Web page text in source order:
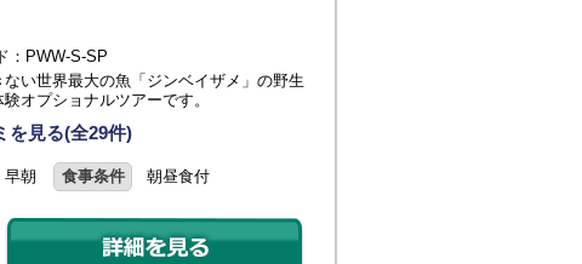
：PWW-S-SP
い世界最大の魚「ジンベイザメ」の野生
オプショナルツアーです。
を見る(全29件)
早朝 食事条件 朝昼食付